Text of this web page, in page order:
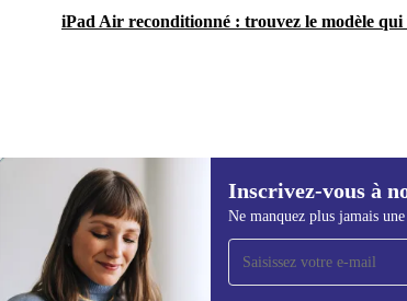
iPad Air reconditionné : trouvez le modèle qui
150,00 € Inscrivez-vous à
Ne manquez plus jamais
Recevoir offres et infos de
refurbed par mail